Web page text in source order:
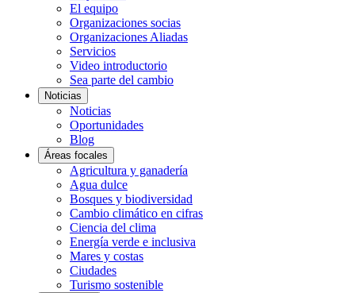
El equipo
Organizaciones socias
Organizaciones Aliadas
Servicios
Video introductorio
Sea parte del cambio
Noticias
Noticias
Oportunidades
Blog
Áreas focales
Agricultura y ganadería
Agua dulce
Bosques y biodiversidad
Cambio climático en cifras
Ciencia del clima
Energía verde e inclusiva
Mares y costas
Ciudades
Turismo sostenible